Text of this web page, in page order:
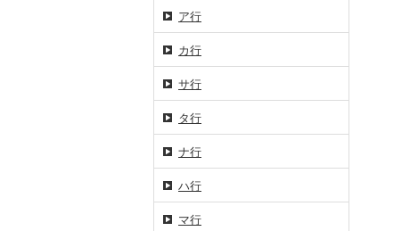
ア行
カ行
サ行
タ行
ナ行
ハ行
マ行